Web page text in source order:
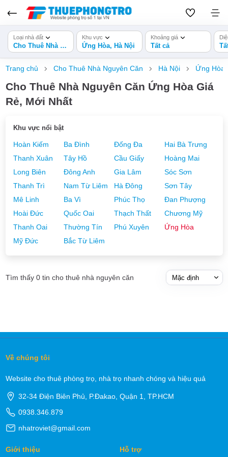
Loại nhà đất
Cho Thuê Nhà Nguyên Căn
Khu vực
Ứng Hòa, Hà Nội
Khoảng giá
Tất cả
Trang chủ Cho Thuê Nhà Nguyên Căn Hà Nội Ứng Hòa
Cho Thuê Nhà Nguyên Căn Ứng Hòa Giá
Rẻ, Mới Nhất
Khu vực nổi bật
Hoàn Kiếm Ba Đình Đống Đa
Hai Bà Trưng
Thanh Xuân
Tây Hồ Cầu Giấy
Hoàng Mai
Long Biên
Đông Anh Gia Lâm
Sóc Sơn
Thanh Trì
Nam Từ Liêm Hà Đông
Sơn Tây
Mê Linh
Ba Vì Phúc Thọ
Đan Phượng
Hoài Đức
Quốc Oai Thạch Thất
Chương Mỹ
Thanh Oai
Thường Tín Phú Xuyên
Ứng Hòa
Mỹ Đức
Bắc Từ Liêm
Tìm thấy 0 tin cho thuê nhà nguyên căn
Về chúng tôi
Website cho thuê phòng trọ, nhà trọ nhanh chóng và hiệu quả
32-34 Điện Biên Phủ, P.Đakao, Quận 1, TP.HCM
0938.346.879
nhatroviet@gmail.com
Giới thiệu Hỗ trợ